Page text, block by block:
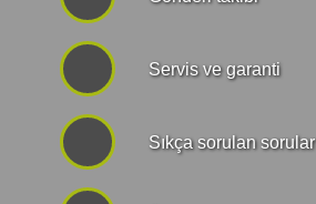
Servis ve garanti
Sıkça sorulan sorular